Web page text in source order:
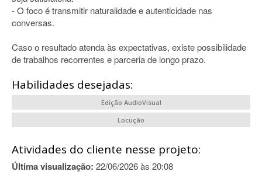
- O foco é transmitir naturalidade e autenticidade nas
conversas.
Caso o resultado atenda às expectativas, existe possibilidade
de trabalhos recorrentes e parceria de longo prazo.
Habilidades desejadas:
Edição AudioVisual
Locução
Atividades do cliente nesse projeto:
Última visualização: 22/06/2026 às 20:08